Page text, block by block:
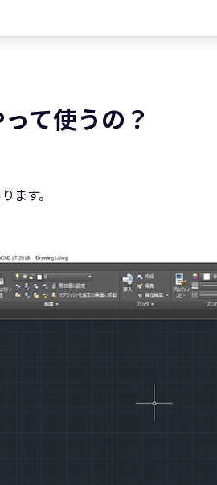
て使うの？
ます。